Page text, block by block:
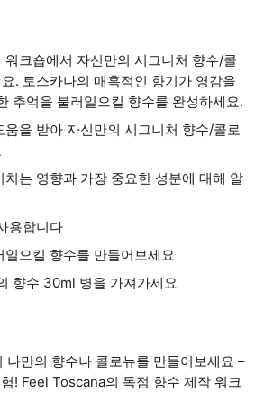
워크숍에서 자신만의 시그니처 향수/콜
. 토스카나의 매혹적인 향기가 영감을
추억을 불러일으킬 향수를 완성하세요.
움을 받아 자신만의 시그니처 향수/콜로
치는 영향과 가장 중요한 성분에 대해 알
용합니다
일으킬 향수를 만들어보세요
향수 30ml 병을 가져가세요
나만의 향수나 콜로뉴를 만들어보세요 –
! Feel Toscana의 독점 향수 제작 워크